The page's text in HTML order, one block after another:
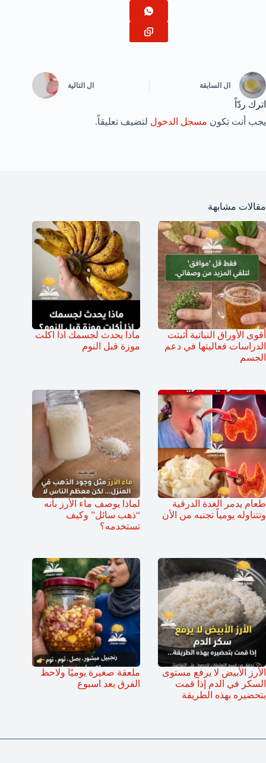
ال السابقة ال التالية
اترك ردّاً
يجب أنت تكون مسجل الدخول لتضيف تعليقاً.
مقالات مشابهة
أقوى الأوراق النباتية أثبتت
الدراسات فعاليتها في دعم
الجسم
ماذا يحدث لجسمك اذا اكلت
موزة قبل النوم
طعام يدمر الغدة الدرقية
وتتناوله يومياً تجنبه من الأن
لماذا يوصف ماء الأرز بأنه
“ذهب سائل” وكيف
تستخدمه؟
الأرز الأبيض لا يرفع مستوى
السكر في الدم إذا قمت
بتحضيره بهذه الطريقة
ملعقة صغيرة يوميًا ولاحظ
الفرق بعد اسبوع